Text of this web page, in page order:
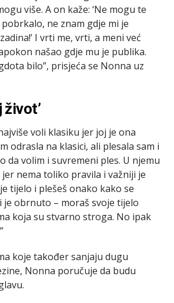
više. A on kaže: ‘Ne mogu te
ne znam gdje mi je
I vrti me, vrti, a meni već
našao gdje mu je publika.
bilo”, prisjeća se Nonna uz
život’
voli klasiku jer joj je ona
odrasla na klasici, ali plesala sam i
da volim i suvremeni ples. U njemu
nema toliko pravila i važniji je
tijelo i plešeš onako kako se
je obrnuto – moraš svoje tijelo
koja su stvarno stroga. No ipak
koje također sanjaju dugu
Nonna poručuje da budu